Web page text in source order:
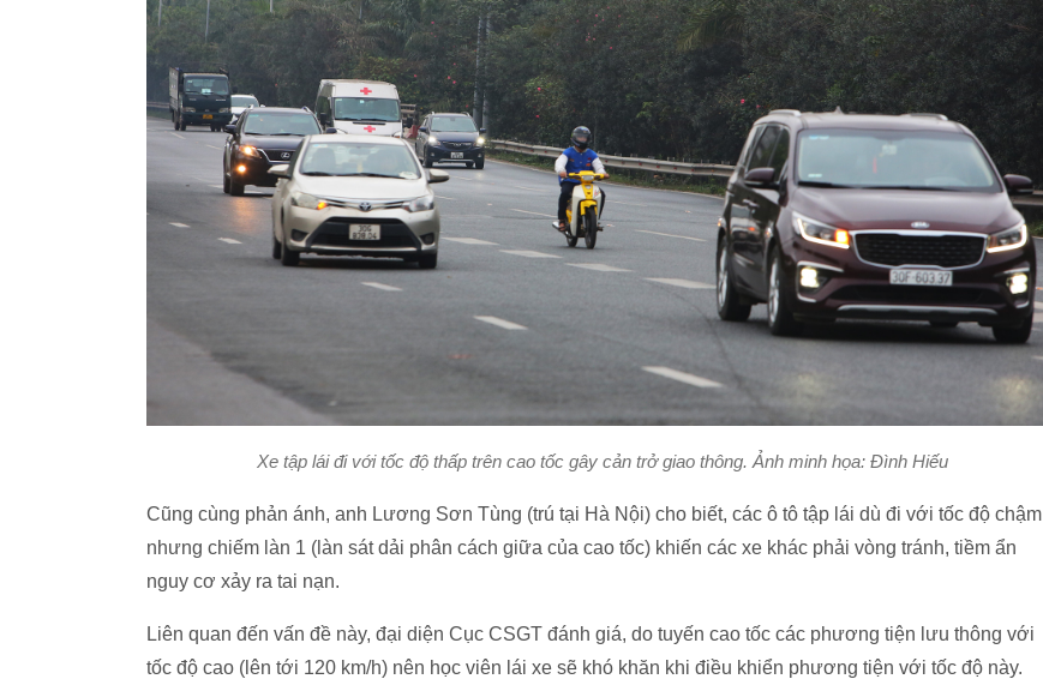
Xe tập lái đi với tốc độ thấp trên cao tốc gây cản trở giao thông. Ảnh minh họa: Đình Hiếu
Cũng cùng phản ánh, anh Lương Sơn Tùng (trú tại Hà Nội) cho biết, các ô tô tập lái dù đi với tốc độ chậm
nhưng chiếm làn 1 (làn sát dải phân cách giữa của cao tốc) khiến các xe khác phải vòng tránh, tiềm ẩn
nguy cơ xảy ra tai nạn.
Liên quan đến vấn đề này, đại diện Cục CSGT đánh giá, do tuyến cao tốc các phương tiện lưu thông với
tốc độ cao (lên tới 120 km/h) nên học viên lái xe sẽ khó khăn khi điều khiển phương tiện với tốc độ này.